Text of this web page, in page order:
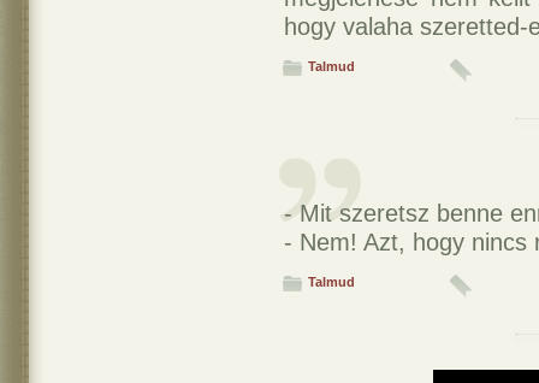
hogy valaha szeretted-
Talmud
- Mit szeretsz benne
- Nem! Azt, hogy nincs
Talmud